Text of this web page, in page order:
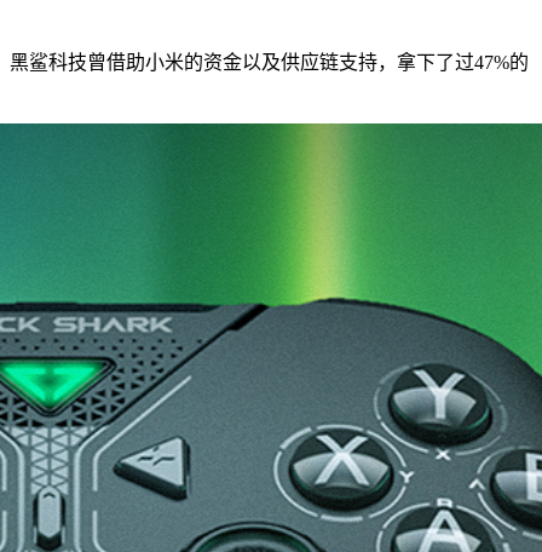
鲨科技曾借助小米的资金以及供应链支持，拿下了过47%的